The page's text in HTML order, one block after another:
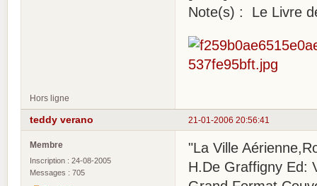
Note(s) : Le Livre
Hors ligne
21-01-2006 20:56:41
teddy verano
Membre
Inscription : 24-08-2005
Messages : 705
"La Ville
H.De Graffigny Ed: